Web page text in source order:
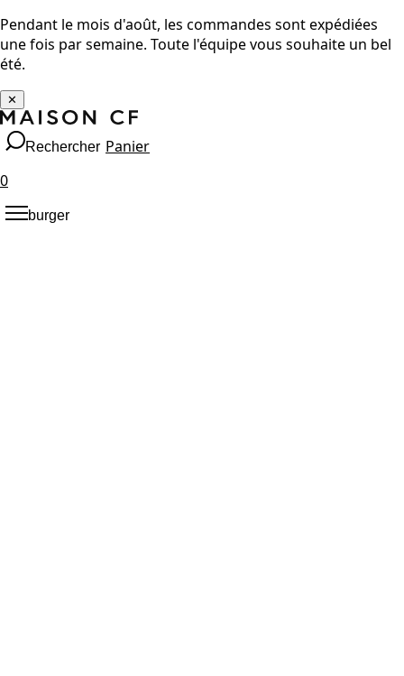
Pendant le mois d'août, les commandes sont expédiées
une fois par semaine. Toute l'équipe vous souhaite un bel
été.
✕
Rechercher Panier
0
burger